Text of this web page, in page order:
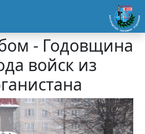
- Годовщина
войск из